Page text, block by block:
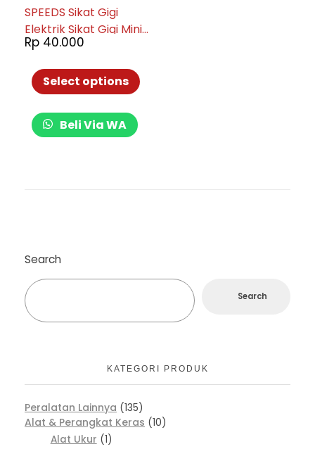
SPEEDS Sikat Gigi
Elektrik Sikat Gigi Mini
Electric Toothbrush
Otomatis 202-20
Rp 40.000
Select options
Beli Via WA
Search
Search
KATEGORI PRODUK
Peralatan Lainnya 135
Alat & Perangkat Keras 10
Alat Ukur
1